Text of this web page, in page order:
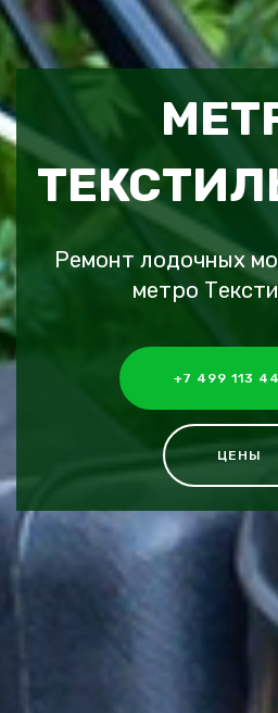
Ремонт лодочных
метро
+7 499 113
ЦЕНЫ